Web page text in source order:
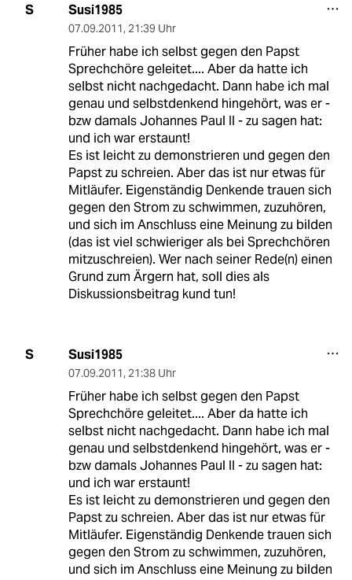
S Susi1985
07.09.2011, 21:39 Uhr
Früher habe ich selbst gegen den Papst
Sprechchöre geleitet.... Aber da hatte ich
selbst nicht nachgedacht. Dann habe ich mal
genau und selbstdenkend hingehört, was er -
bzw damals Johannes Paul II - zu sagen hat:
und ich war erstaunt!
Es ist leicht zu demonstrieren und gegen den
Papst zu schreien. Aber das ist nur etwas für
Mitläufer. Eigenständig Denkende trauen sich
gegen den Strom zu schwimmen, zuzuhören,
und sich im Anschluss eine Meinung zu bilden
(das ist viel schwieriger als bei Sprechchören
mitzuschreien). Wer nach seiner Rede(n) einen
Grund zum Ärgern hat, soll dies als
Diskussionsbeitrag kund tun!
S Susi1985
07.09.2011, 21:38 Uhr
Früher habe ich selbst gegen den Papst
Sprechchöre geleitet.... Aber da hatte ich
selbst nicht nachgedacht. Dann habe ich mal
genau und selbstdenkend hingehört, was er -
bzw damals Johannes Paul II - zu sagen hat:
und ich war erstaunt!
Es ist leicht zu demonstrieren und gegen den
Papst zu schreien. Aber das ist nur etwas für
Mitläufer. Eigenständig Denkende trauen sich
gegen den Strom zu schwimmen, zuzuhören,
und sich im Anschluss eine Meinung zu bilden